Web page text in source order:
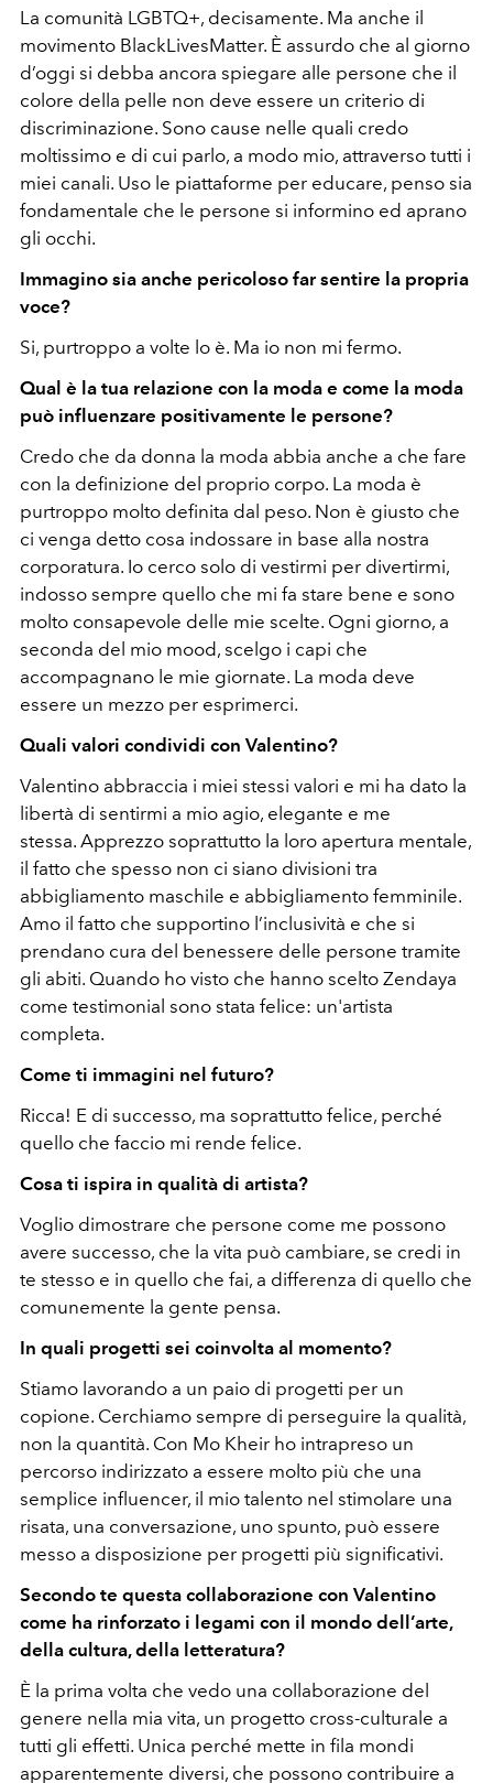
La comunità LGBTQ+, decisamente. Ma anche il
movimento BlackLivesMatter. È assurdo che al giorno
d’oggi si debba ancora spiegare alle persone che il
colore della pelle non deve essere un criterio di
discriminazione. Sono cause nelle quali credo
moltissimo e di cui parlo, a modo mio, attraverso tutti i
miei canali. Uso le piattaforme per educare, penso sia
fondamentale che le persone si informino ed aprano
gli occhi.
Immagino sia anche pericoloso far sentire la propria
voce?
Si, purtroppo a volte lo è. Ma io non mi fermo.
Qual è la tua relazione con la moda e come la moda
può influenzare positivamente le persone?
Credo che da donna la moda abbia anche a che fare
con la definizione del proprio corpo. La moda è
purtroppo molto definita dal peso. Non è giusto che
ci venga detto cosa indossare in base alla nostra
corporatura. Io cerco solo di vestirmi per divertirmi,
indosso sempre quello che mi fa stare bene e sono
molto consapevole delle mie scelte. Ogni giorno, a
seconda del mio mood, scelgo i capi che
accompagnano le mie giornate. La moda deve
essere un mezzo per esprimerci.
Quali valori condividi con Valentino?
Valentino abbraccia i miei stessi valori e mi ha dato la
libertà di sentirmi a mio agio, elegante e me
stessa. Apprezzo soprattutto la loro apertura mentale,
il fatto che spesso non ci siano divisioni tra
abbigliamento maschile e abbigliamento femminile.
Amo il fatto che supportino l’inclusività e che si
prendano cura del benessere delle persone tramite
gli abiti. Quando ho visto che hanno scelto Zendaya
come testimonial sono stata felice: un'artista
completa.
Come ti immagini nel futuro?
Ricca! E di successo, ma soprattutto felice, perché
quello che faccio mi rende felice.
Cosa ti ispira in qualità di artista?
Voglio dimostrare che persone come me possono
avere successo, che la vita può cambiare, se credi in
te stesso e in quello che fai, a differenza di quello che
comunemente la gente pensa.
In quali progetti sei coinvolta al momento?
Stiamo lavorando a un paio di progetti per un
copione. Cerchiamo sempre di perseguire la qualità,
non la quantità. Con Mo Kheir ho intrapreso un
percorso indirizzato a essere molto più che una
semplice influencer, il mio talento nel stimolare una
risata, una conversazione, uno spunto, può essere
messo a disposizione per progetti più significativi.
Secondo te questa collaborazione con Valentino
come ha rinforzato i legami con il mondo dell’arte,
della cultura, della letteratura?
È la prima volta che vedo una collaborazione del
genere nella mia vita, un progetto cross-culturale a
tutti gli effetti. Unica perché mette in fila mondi
apparentemente diversi, che possono contribuire a